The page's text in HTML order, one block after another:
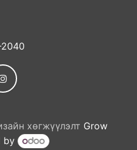
хөгжүүлэлт Grow
by